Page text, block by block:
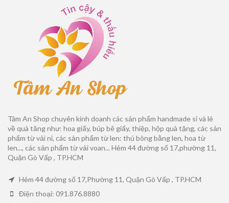
Tâm An Shop chuyên kinh doanh các sản phẩm handmade sỉ và lẻ
về quà tăng như: hoa giấy, búp bê giấy, thiệp, hộp quà tặng, các sản
phẩm từ vải nỉ, các sản phẩm từ len: thú bông bằng len, hoa từ
len..., các sản phẩm từ vải voan... Hẻm 44 đường số 17,phường 11,
Quận Gò Vấp , TP.HCM
Hẻm 44 đường số 17,Phường 11, Quận Gò Vấp , TP.HCM
Điện thoại: 091.876.8880